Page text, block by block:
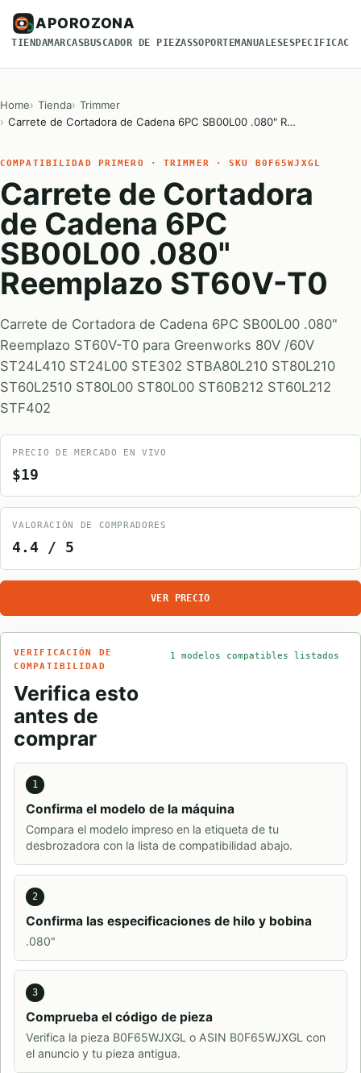
APOROZONA
TIENDAMARCASBUSCADOR DE PIEZASSOPORTEMANUALES
Home Tienda
Trimmer
Carrete de Cortadora de Cadena 6PC SB00L00 .080" R…
COMPATIBILIDAD PRIMERO · TRIMMER · SKU B0F65WJXGL
Carrete de Cortadora
de Cadena 6PC
SB00L00 .080"
Reemplazo ST60V-T0
Carrete de Cortadora de Cadena 6PC SB00L00 .080"
Reemplazo ST60V-T0 para Greenworks 80V /60V
ST24L410 ST24L00 STE302 STBA80L210 ST80L210
ST60L2510 ST80L00 ST80L00 ST60B212 ST60L212
STF402
PRECIO DE MERCADO EN VIVO
$19
VALORACIÓN DE COMPRADORES
4.4 / 5
VER PRECIO
VERIFICACIÓN DE
COMPATIBILIDAD
Verifica esto
antes de
comprar
1 modelos compatibles listados
1
Confirma el modelo de la máquina
Compara el modelo impreso en la etiqueta de tu
desbrozadora con la lista de compatibilidad abajo.
2
Confirma las especificaciones de hilo y bobina
.080"
3
Comprueba el código de pieza
Verifica la pieza B0F65WJXGL o ASIN B0F65WJXGL con
el anuncio y tu pieza antigua.